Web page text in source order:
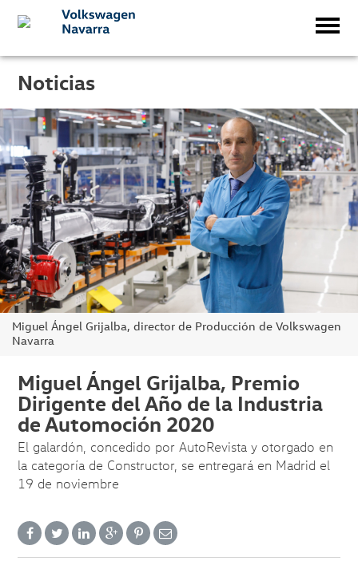
Noticias
Miguel Ángel Grijalba, director de Producción de Volkswagen
Navarra
Miguel Ángel Grijalba, Premio
Dirigente del Año de la Industria
de Automoción 2020
El galardón, concedido por AutoRevista y otorgado en
la categoría de Constructor, se entregará en Madrid el
19 de noviembre